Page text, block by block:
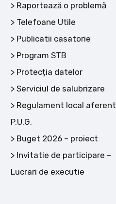
Raportează o problemă
Telefoane Utile
Publicatii casatorie
Program STB
Protecția datelor
Serviciul de salubrizare
Regulament local aferent
P.U.G.
Buget 2026 – proiect
Invitatie de participare –
Lucrari de executie